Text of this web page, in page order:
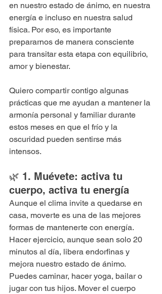
en nuestro estado de ánimo, en nuestra
energía e incluso en nuestra salud
física. Por eso, es importante
prepararnos de manera consciente
para transitar esta etapa con equilibrio,
amor y bienestar.
Quiero compartir contigo algunas
prácticas que me ayudan a mantener la
armonía personal y familiar durante
estos meses en que el frío y la
oscuridad pueden sentirse más
intensos.
🌿 1. Muévete: activa tu
cuerpo, activa tu energía
Aunque el clima invite a quedarse en
casa, moverte es una de las mejores
formas de mantenerte con energía.
Hacer ejercicio, aunque sean solo 20
minutos al día, libera endorfinas y
mejora nuestro estado de ánimo.
Puedes caminar, hacer yoga, bailar o
jugar con tus hijos. Mover el cuerpo